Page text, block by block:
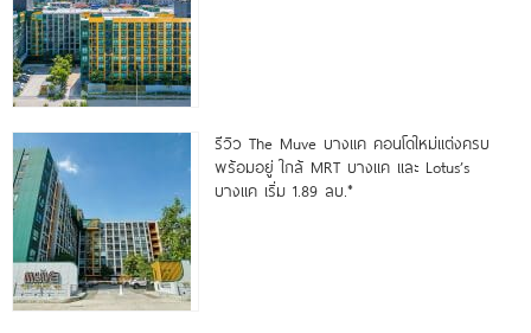
รีวิว The Muve บางแค คอนโดใหม่แต่งครบ
พร้อมอยู่ ใกล้ MRT บางแค และ Lotus’s
บางแค เริ่ม 1.89 ลบ.*